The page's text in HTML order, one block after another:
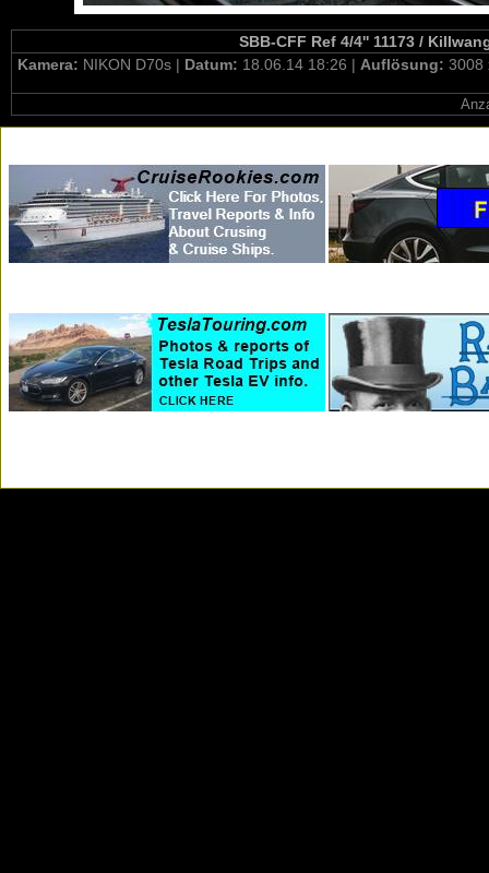
SBB-CFF Ref 4/4'' 11173 /
Kamera: NIKON D70s | Datum: 18.06.14 18:26 | Auflösung: 3008